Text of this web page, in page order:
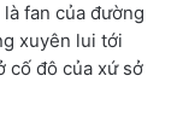
fan của đường
xuyên lui tới
cố đô của xứ sở